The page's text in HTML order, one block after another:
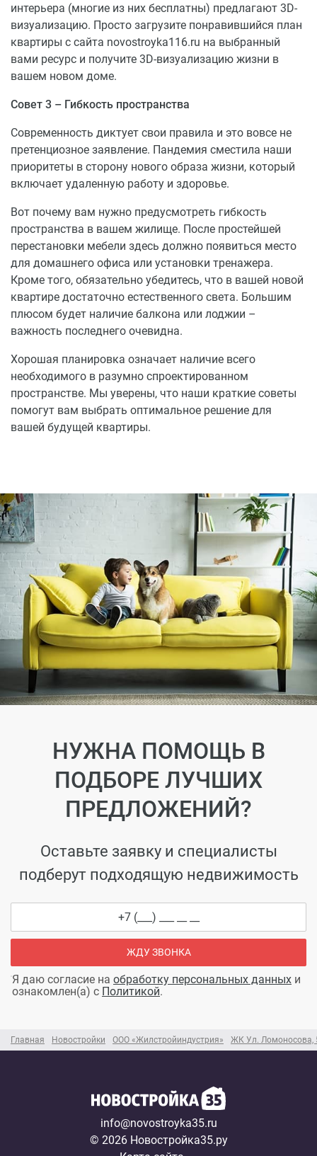
Главная Новостройки ООО «Жилстройиндустрия» ЖК Ул.
интерьера (многие из них бесплатны) предлагают 3D-
визуализацию. Просто загрузите понравившийся план
квартиры с сайта novostroyka116.ru на выбранный
вами ресурс и получите 3D-визуализацию жизни в
вашем новом доме.
Совет 3 – Гибкость пространства
Современность диктует свои правила и это вовсе не
претенциозное заявление. Пандемия сместила наши
приоритеты в сторону нового образа жизни, который
включает удаленную работу и здоровье.
Вот почему вам нужно предусмотреть гибкость
пространства в вашем жилище. После простейшей
перестановки мебели здесь должно появиться место
для домашнего офиса или установки тренажера.
Кроме того, обязательно убедитесь, что в вашей новой
квартире достаточно естественного света. Большим
плюсом будет наличие балкона или лоджии –
важность последнего очевидна.
Хорошая планировка означает наличие всего
необходимого в разумно спроектированном
пространстве. Мы уверены, что наши краткие советы
помогут вам выбрать оптимальное решение для
вашей будущей квартиры.
НУЖНА ПОМОЩЬ В
ПОДБОРЕ ЛУЧШИХ
ПРЕДЛОЖЕНИЙ?
Оставьте заявку и специалисты
подберут подходящую недвижимость
ЖДУ ЗВОНКА
Я даю согласие на обработку персональных данных и
ознакомлен(а) с Политикой.
info@novostroyka35.ru
© 2026 Новостройка35.ру